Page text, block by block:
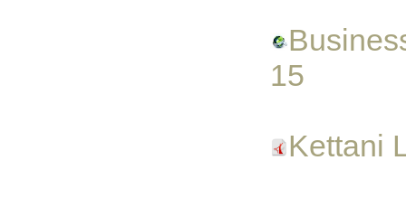
15
Kettani